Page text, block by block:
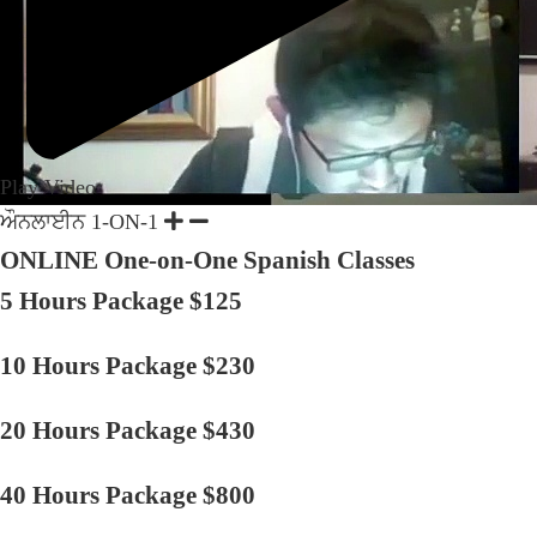
Play Video
ਔਨਲਾਈਨ 1-ON-1
ONLINE One-on-One Spanish Classes
5 Hours Package $125
10 Hours Package $230
20 Hours Package $430
40 Hours Package $800